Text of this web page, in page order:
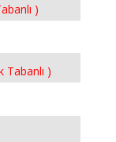
)
Tabanlı )